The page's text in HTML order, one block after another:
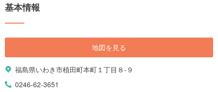
基本情報
地図を見る
福島県いわき市植田町本町１丁目８-９
0246-62-3651